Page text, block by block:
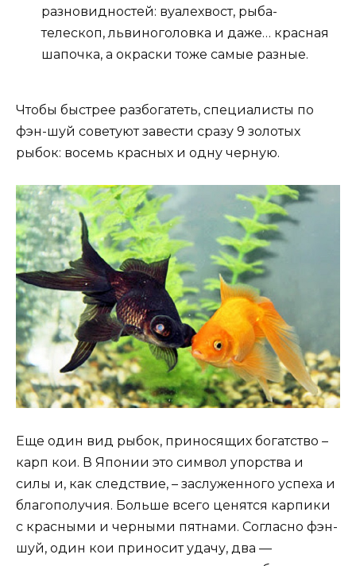
разновидностей: вуалехвост, рыба-
телескоп, львиноголовка и даже… красная
шапочка, а окраски тоже самые разные.
Чтобы быстрее разбогатеть, специалисты по
фэн-шуй советуют завести сразу 9 золотых
рыбок: восемь красных и одну черную.
Еще один вид рыбок, приносящих богатство –
карп кои. В Японии это символ упорства и
силы и, как следствие, – заслуженного успеха и
благополучия. Больше всего ценятся карпики
с красными и черными пятнами. Согласно фэн-
шуй, один кои приносит удачу, два —